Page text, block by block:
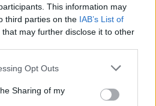
This information may
third parties on the IAB’s List of
that may further disclose it to other
Opt Outs
Sharing of my
Series de DEPORTES